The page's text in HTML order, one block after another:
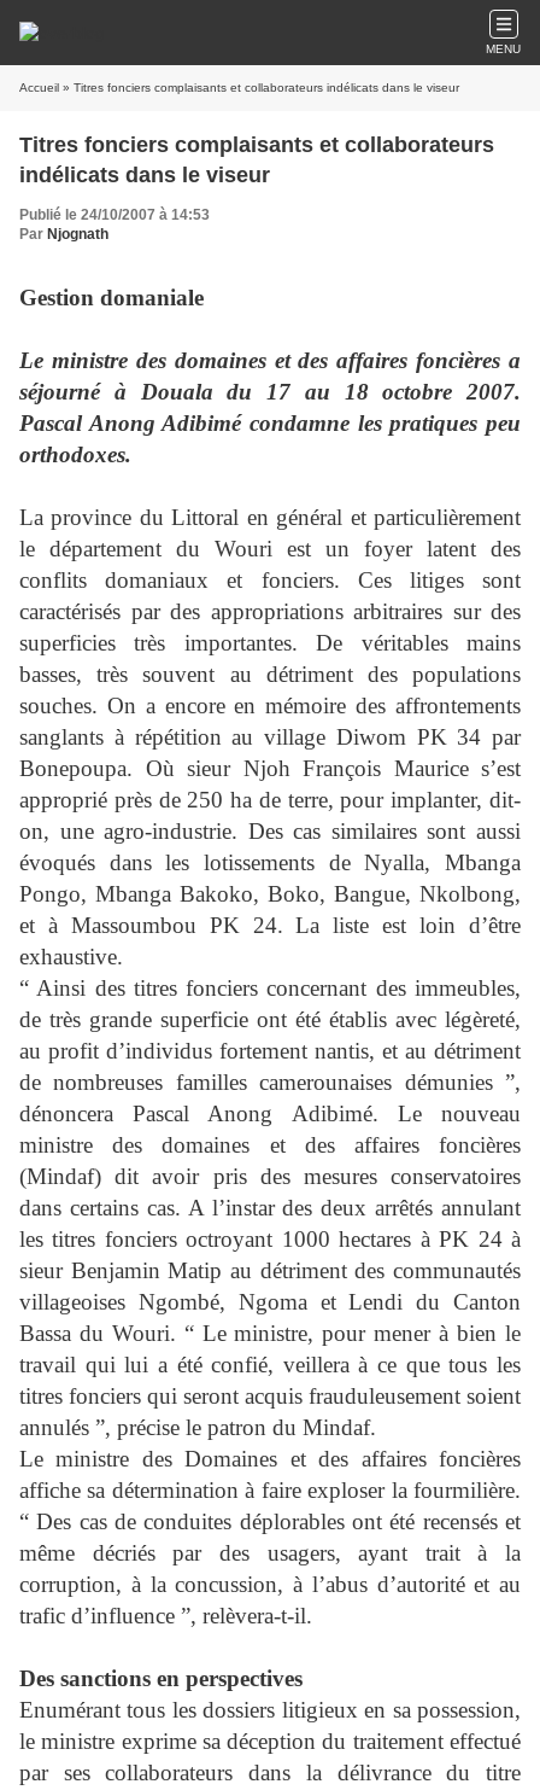
MENU
Accueil » Titres fonciers complaisants et collaborateurs indélicats dans le viseur
Titres fonciers complaisants et collaborateurs
indélicats dans le viseur
Publié le 24/10/2007 à 14:53
Par Njognath
Gestion domaniale
Le ministre des domaines et des affaires foncières a
séjourné à Douala du 17 au 18 octobre 2007.
Pascal Anong Adibimé condamne les pratiques peu
orthodoxes.
La province du Littoral en général et particulièrement
le département du Wouri est un foyer latent des
conflits domaniaux et fonciers. Ces litiges sont
caractérisés par des appropriations arbitraires sur des
superficies très importantes. De véritables mains
basses, très souvent au détriment des populations
souches. On a encore en mémoire des affrontements
sanglants à répétition au village Diwom PK 34 par
Bonepoupa. Où sieur Njoh François Maurice s’est
approprié près de 250 ha de terre, pour implanter, dit-
on, une agro-industrie. Des cas similaires sont aussi
évoqués dans les lotissements de Nyalla, Mbanga
Pongo, Mbanga Bakoko, Boko, Bangue, Nkolbong,
et à Massoumbou PK 24. La liste est loin d’être
exhaustive.
“ Ainsi des titres fonciers concernant des immeubles,
de très grande superficie ont été établis avec légèreté,
au profit d’individus fortement nantis, et au détriment
de nombreuses familles camerounaises démunies ”,
dénoncera Pascal Anong Adibimé. Le nouveau
ministre des domaines et des affaires foncières
(Mindaf) dit avoir pris des mesures conservatoires
dans certains cas. A l’instar des deux arrêtés annulant
les titres fonciers octroyant 1000 hectares à PK 24 à
sieur Benjamin Matip au détriment des communautés
villageoises Ngombé, Ngoma et Lendi du Canton
Bassa du Wouri. “ Le ministre, pour mener à bien le
travail qui lui a été confié, veillera à ce que tous les
titres fonciers qui seront acquis frauduleusement soient
annulés ”, précise le patron du Mindaf.
Le ministre des Domaines et des affaires foncières
affiche sa détermination à faire exploser la fourmilière.
“ Des cas de conduites déplorables ont été recensés et
même décriés par des usagers, ayant trait à la
corruption, à la concussion, à l’abus d’autorité et au
trafic d’influence ”, relèvera-t-il.
Des sanctions en perspectives
Enumérant tous les dossiers litigieux en sa possession,
le ministre exprime sa déception du traitement effectué
par ses collaborateurs dans la délivrance du titre